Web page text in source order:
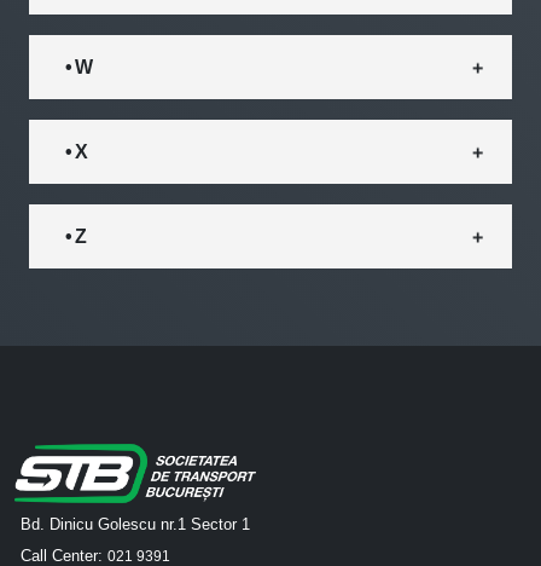
• W
• X
• Z
Bd. Dinicu Golescu nr.1 Sector 1
Call Center: 021 9391